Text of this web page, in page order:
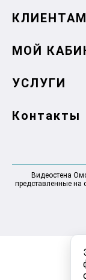
КЛИЕНТАМ
МОЙ
УСЛУГИ
Контакты
Видеостена
представленные на